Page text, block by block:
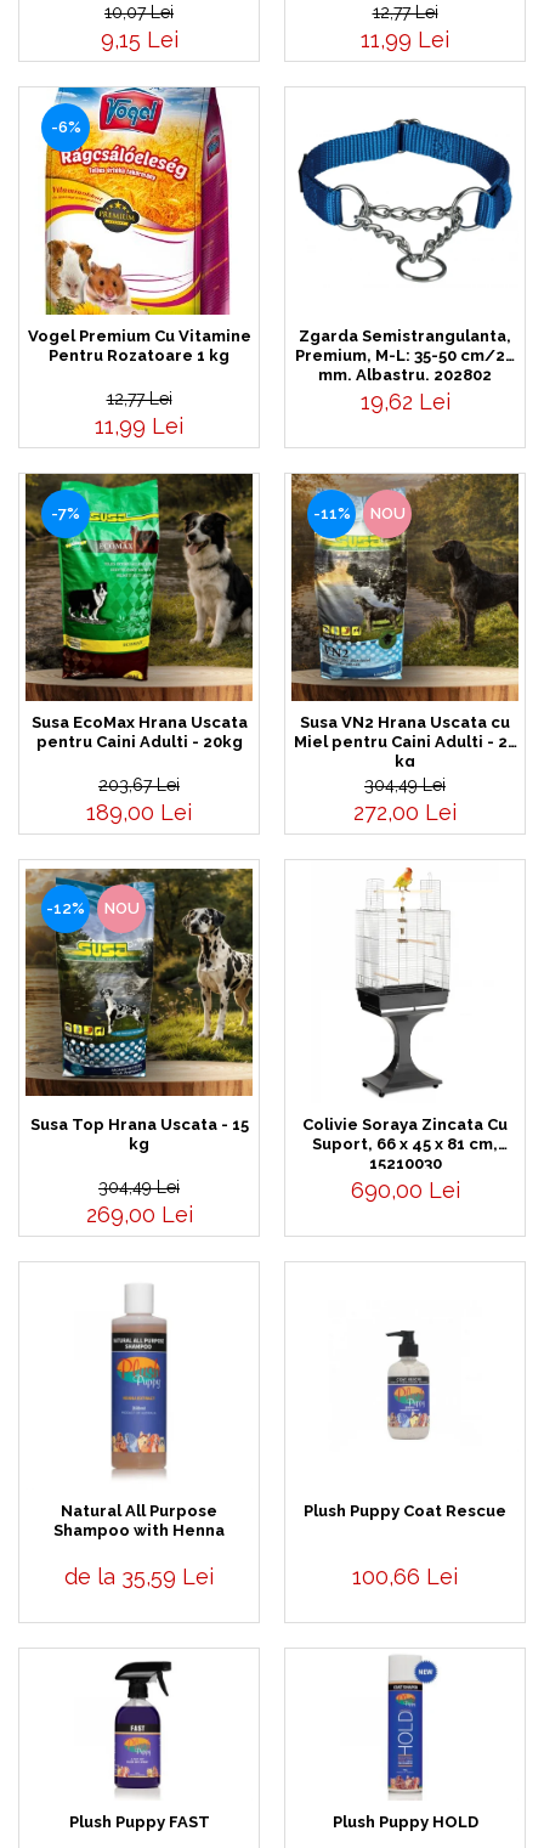
10,07 Lei
9,15 Lei
12,77 Lei
11,99 Lei
-6%
Vogel Premium Cu Vitamine
Pentru Rozatoare 1 kg
12,77 Lei
11,99 Lei
Zgarda Semistrangulanta,
Premium, M-L: 35-50 cm/20
mm, Albastru, 202802
19,62 Lei
-7%
Susa EcoMax Hrana Uscata
pentru Caini Adulti - 20kg
203,67 Lei
189,00 Lei
-11% NOU
Susa VN2 Hrana Uscata cu
Miel pentru Caini Adulti - 20
kg
304,49 Lei
272,00 Lei
-12% NOU
Susa Top Hrana Uscata - 15
kg
304,49 Lei
269,00 Lei
Colivie Soraya Zincata Cu
Suport, 66 x 45 x 81 cm,
15210030
690,00 Lei
Natural All Purpose
Shampoo with Henna
de la 35,59 Lei
Plush Puppy Coat Rescue
100,66 Lei
Plush Puppy FAST Plush Puppy HOLD